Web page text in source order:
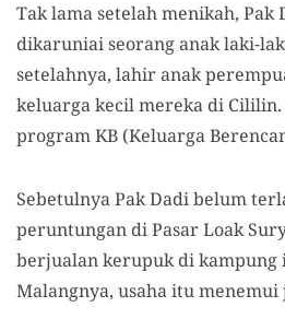
Tak lama setelah menikah, Pak
dikaruniai seorang anak laki-
setelahnya, lahir anak
keluarga kecil mereka di
program KB (Keluarga
Sebetulnya Pak Dadi belum
peruntungan di Pasar Loak
berjualan kerupuk di kampung
Malangnya, usaha itu